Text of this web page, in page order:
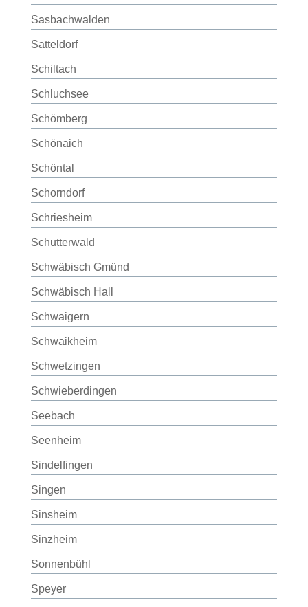
Sasbachwalden
Satteldorf
Schiltach
Schluchsee
Schömberg
Schönaich
Schöntal
Schorndorf
Schriesheim
Schutterwald
Schwäbisch Gmünd
Schwäbisch Hall
Schwaigern
Schwaikheim
Schwetzingen
Schwieberdingen
Seebach
Seenheim
Sindelfingen
Singen
Sinsheim
Sinzheim
Sonnenbühl
Speyer